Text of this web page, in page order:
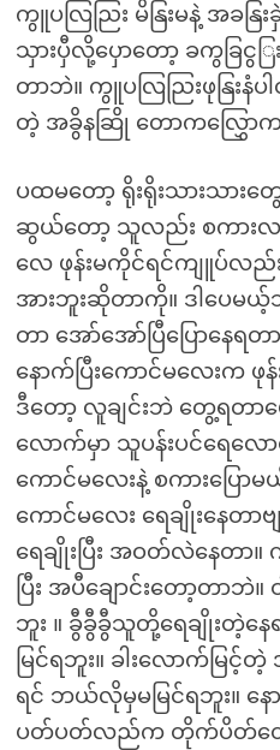
ကွူပလြညြး မိနြးမနဲ့ အခနြ
သှားပှီလို့ပှောတော့ ခကွခြငွြး
တာဘဲ။ ကွူပလြညြးဖုနြးနံ
တဲ့ အခွိနဆြို တောကလြွှော
ပထမတော့ ရိုးရိုးသားသားတွ
ဆွယ်တော့ သူလည်း စကားလ
လေ ဖုန်းမကိုင်ရင်ကျူပ်လ
အားဘူးဆိုတာကို။ ဒါပေမ
တာ အော်အော်ပြီပြောနေရ
နောက်ပြီးကောင်မလေးက ဖု
ဒီတော့ လူချင်းဘဲ တွေ့ရတာ
လောက်မှာ သူပန်းပင်ရေလေ
ကောင်မလေးနဲ့ စကားပြေ
ကောင်မလေး ရေချိုးနေတာ
ရေချိုးပြီး အဝတ်လဲနေတာ
ပြီး အပီချောင်းတော့တာဘဲ
ဘူး ။ ခွီခွီခွီသူတို့ရေချိုးတဲ့န
မြင်ရဘူး။ ခါးလောက်မြ
ရင် ဘယ်လိုမှမမြင်ရဘူး။ နေ
ပတ်ပတ်လည်က တိုက်ပိတ်